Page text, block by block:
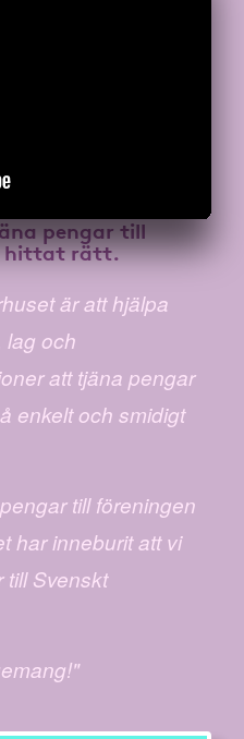
pengar till
hittat rätt.
är att hjälpa
lag och
att tjäna pengar
enkelt och smidigt
till föreningen
har inneburit att vi
till Svenskt